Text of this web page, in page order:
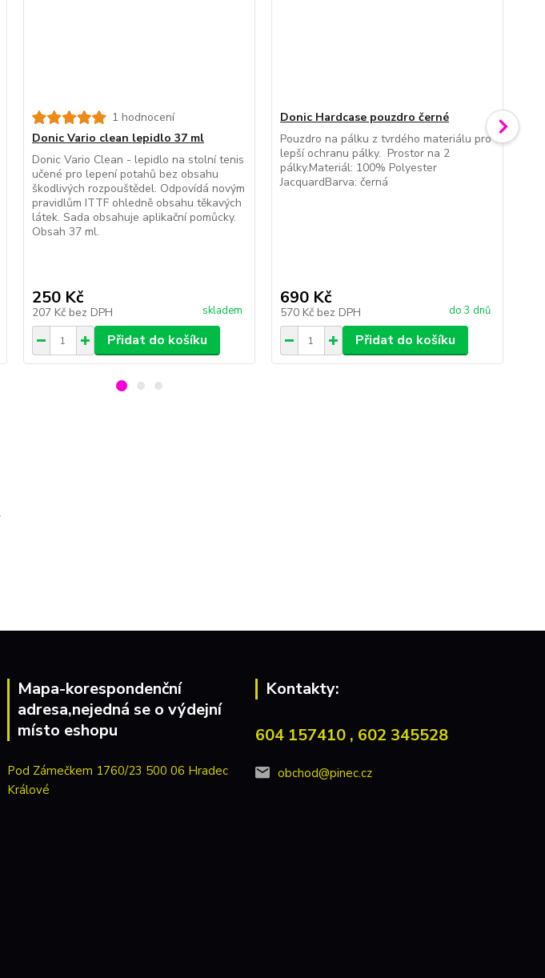
1 hodnocení
Donic Vario clean lepidlo 37 ml
Donic Vario Clean - lepidlo na stolní tenis
učené pro lepení potahů bez obsahu
škodlivých rozpouštědel. Odpovídá novým
pravidlům ITTF ohledně obsahu těkavých
látek. Sada obsahuje aplikační pomůcky.
Obsah 37 ml.
250 Kč
207 Kč bez DPH skladem
Přidat do košíku
Donic Hardcase pouzdro černé
Pouzdro na pálku z tvrdého materiálu pro
lepší ochranu pálky. Prostor na 2
pálky.Materiál: 100% Polyester
JacquardBarva: černá
690 Kč
570 Kč bez DPH do 3 dnů
Přidat do košíku
Mapa-korespondenční
adresa,nejedná se o výdejní
místo eshopu
Pod Zámečkem 1760/23 500 06 Hradec
Králové
Kontakty:
604 157410 , 602 345528
obchod@pinec.cz